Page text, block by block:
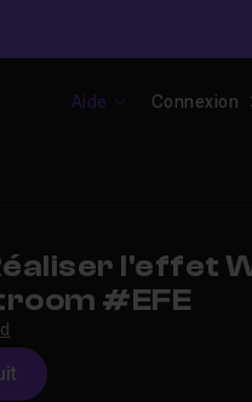
Aide Connexion
l'effet
#EFE